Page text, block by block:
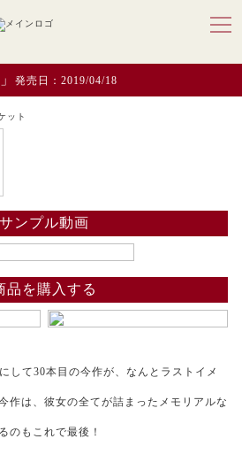
発売日：2019/04/18
サンプル動画
品を購入する
して30本目の今作が、なんとラストイメ
作は、彼女の全てが詰まったメモリアルな
のもこれで最後！